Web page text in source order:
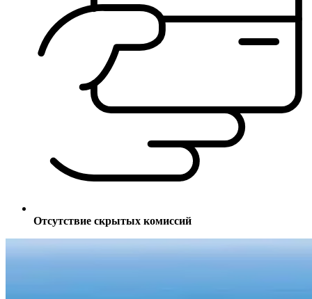
Отсутствие скрытых комиссий